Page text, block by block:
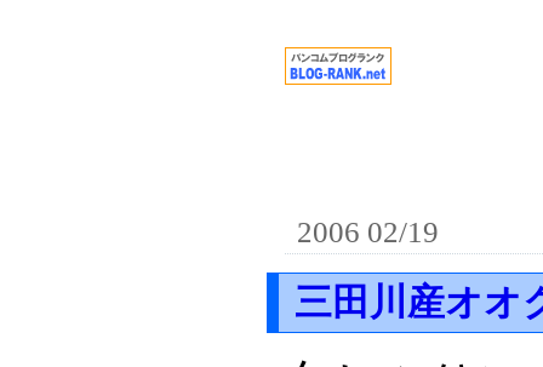
2006 02/19
三田川産オオ